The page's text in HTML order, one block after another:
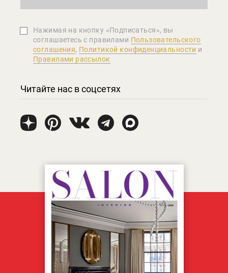
Нажимая на кнопку «Подписаться», вы
соглашаетеcь с правилами Пользовательского
соглашения, Политикой конфиденциальности и
Правилами рассылок
Читайте нас в соцсетях